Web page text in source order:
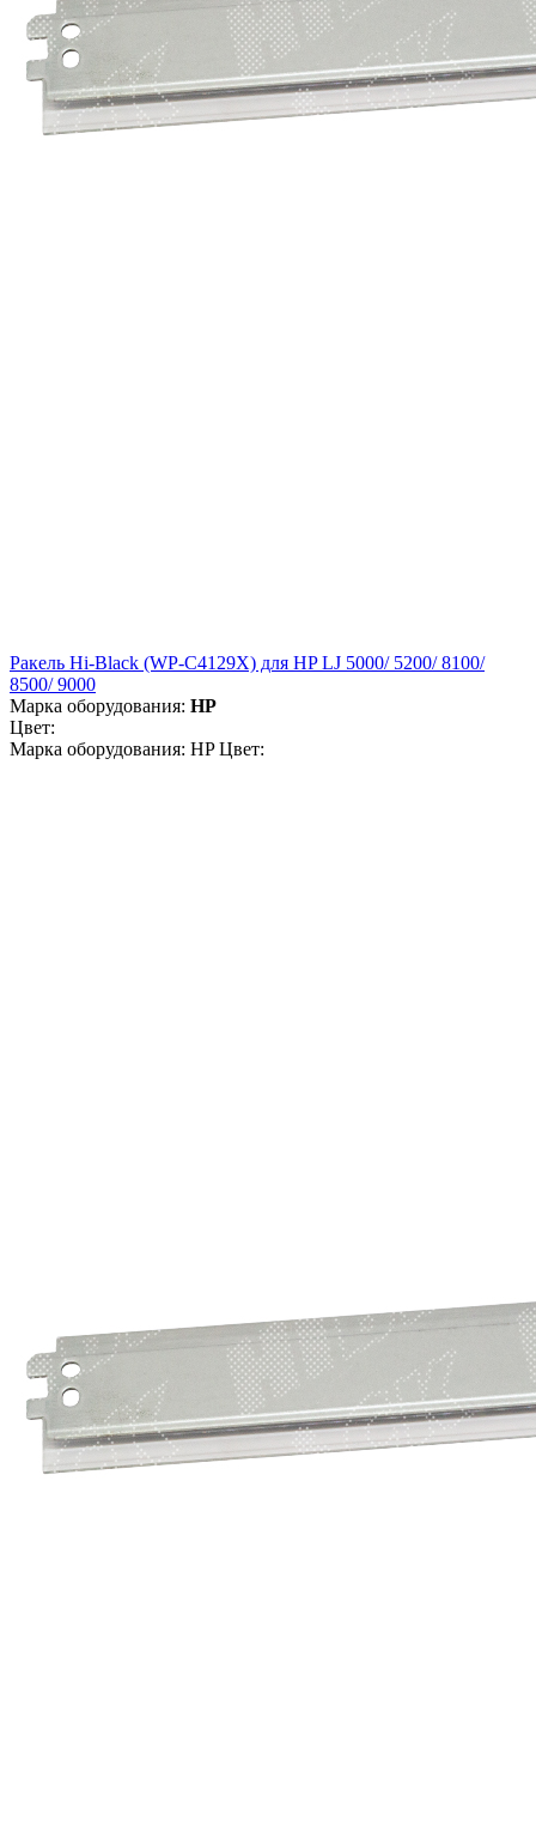
Ракель Hi-Black (WP-C4129X) для HP LJ 5000/ 5200/ 8100/
8500/ 9000
Марка оборудования: HP
Цвет:
Марка оборудования: HP Цвет: